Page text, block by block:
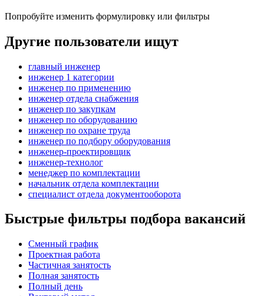
Попробуйте изменить формулировку или фильтры
Другие пользователи ищут
главный инженер
инженер 1 категории
инженер по применению
инженер отдела снабжения
инженер по закупкам
инженер по оборудованию
инженер по охране труда
инженер по подбору оборудования
инженер-проектировщик
инженер-технолог
менеджер по комплектации
начальник отдела комплектации
специалист отдела документооборота
Быстрые фильтры подбора вакансий
Сменный график
Проектная работа
Частичная занятость
Полная занятость
Полный день